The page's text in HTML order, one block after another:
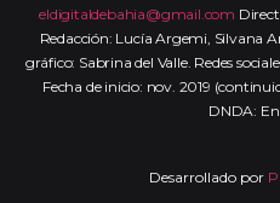
eldigitaldebahia@gmail.com
Redacción: Lucía Argemi, Silvana
gráfico: Sabrina del Valle. Redes
Fecha de inicio: nov. 2019
DNDA:
Desarrollado por